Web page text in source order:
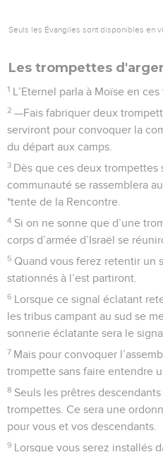
Seuls les Évangiles sont disponibles en
Les trompettes
1 L’Eternel parla à Moïse en ces
2 —Fais fabriquer deux
serviront pour convoquer la
du départ aux camps.
3 Dès que ces deux
communauté se rassemblera
*tente de la Rencontre.
4 Si on ne sonne que d’une
corps d’armée d’Israël se
5 Quand vous ferez retentir un
stationnés à l’est partiront.
6 Lorsque ce signal éclatant
les tribus campant au sud se
sonnerie éclatante sera le
7 Mais pour convoquer
trompette sans faire entendre
8 Seuls les prêtres
trompettes. Ce sera une
pour vous et vos descendants.
9 Lorsque vous serez installés